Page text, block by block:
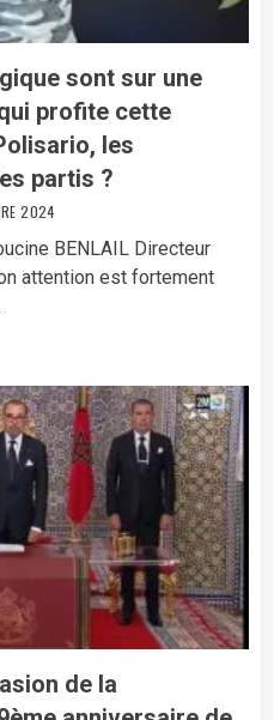
sont sur une
profite cette
les
partis ?
2024
BENLAIL Directeur
attention est fortement
de la